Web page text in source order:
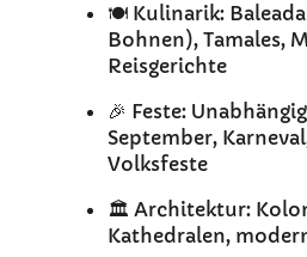
🍽️ Kulinarik:
Bohnen), Tamales,
Reisgerichte
🎉 Feste:
September,
Volksfeste
🏛️ Architektur:
Kathedralen,